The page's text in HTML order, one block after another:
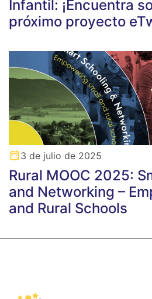
Infantil: ¡Encuentra
próximo proyecto
3 de julio de 2025
Rural MOOC 2025:
and Networking –
and Rural Schools